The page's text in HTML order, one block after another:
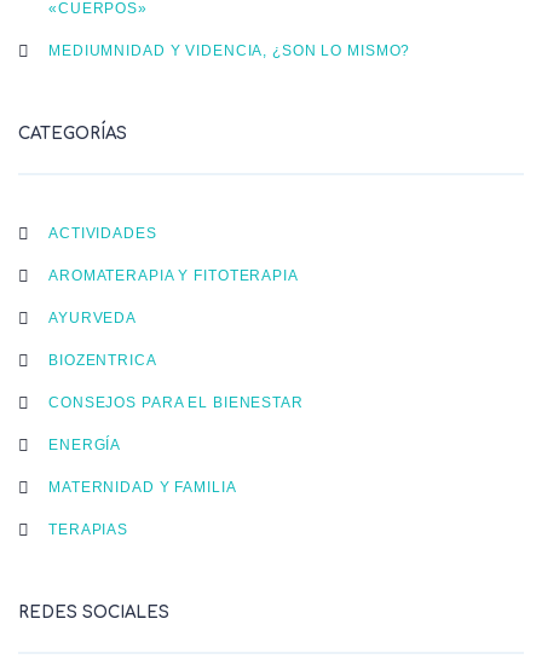
«CUERPOS»
MEDIUMNIDAD Y VIDENCIA, ¿SON LO MISMO?
CATEGORÍAS
ACTIVIDADES
AROMATERAPIA Y FITOTERAPIA
AYURVEDA
BIOZENTRICA
CONSEJOS PARA EL BIENESTAR
ENERGÍA
MATERNIDAD Y FAMILIA
TERAPIAS
REDES SOCIALES